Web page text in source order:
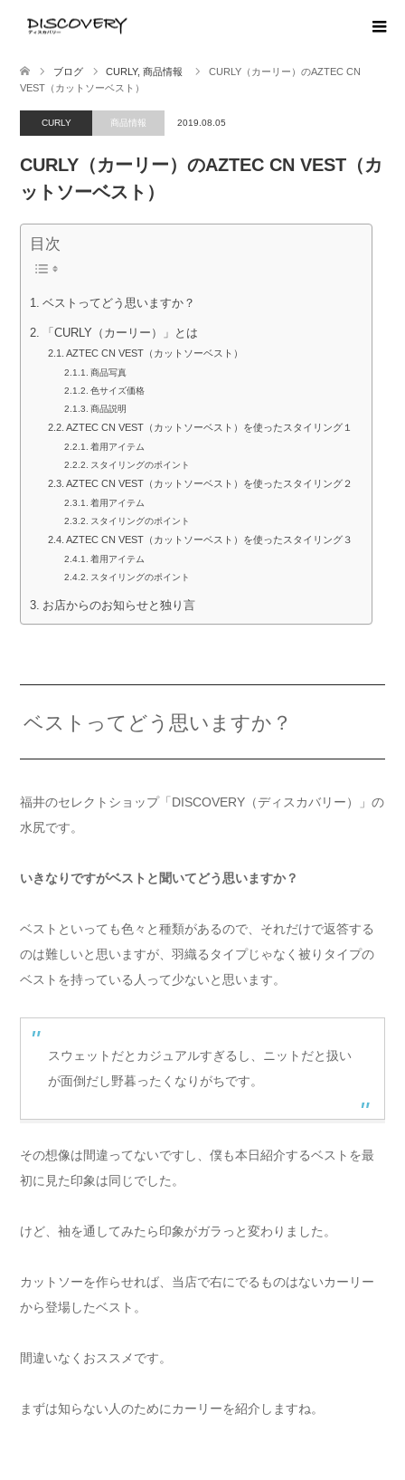
ブログ CURLY, 商品情報
CURLY（カーリー）のAZTEC CN
VEST（カットソーベスト）
CURLY 商品情報 2019.08.05
CURLY（カーリー）のAZTEC CN VEST（カ
ットソーベスト）
目次
ベストってどう思いますか？
「CURLY（カーリー）」とは
AZTEC CN VEST（カットソーベスト）
商品写真
色サイズ価格
商品説明
AZTEC CN VEST（カットソーベスト）を使ったスタイリング１
着用アイテム
スタイリングのポイント
AZTEC CN VEST（カットソーベスト）を使ったスタイリング２
着用アイテム
スタイリングのポイント
AZTEC CN VEST（カットソーベスト）を使ったスタイリング３
着用アイテム
スタイリングのポイント
お店からのお知らせと独り言
ベストってどう思いますか？
福井のセレクトショップ「DISCOVERY（ディスカバリー）」の
水尻です。
いきなりですがベストと聞いてどう思いますか？
ベストといっても色々と種類があるので、それだけで返答する
のは難しいと思いますが、羽織るタイプじゃなく被りタイプの
ベストを持っている人って少ないと思います。
スウェットだとカジュアルすぎるし、ニットだと扱い
が面倒だし野暮ったくなりがちです。
その想像は間違ってないですし、僕も本日紹介するベストを最
初に見た印象は同じでした。
けど、袖を通してみたら印象がガラっと変わりました。
カットソーを作らせれば、当店で右にでるものはないカーリー
から登場したベスト。
間違いなくおススメです。
まずは知らない人のためにカーリーを紹介しますね。